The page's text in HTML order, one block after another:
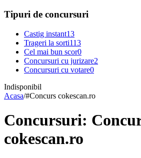
Tipuri de concursuri
Castig instant13
Trageri la sorti113
Cel mai bun scor0
Concursuri cu jurizare2
Concursuri cu votare0
Indisponibil
Acasa/#Concurs cokescan.ro
Concursuri:
cokescan.ro